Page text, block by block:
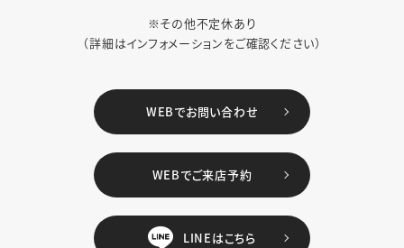
※その他不定休あり
（詳細はインフォメーションをご確認ください）
WEBでお問い合わせ
WEBでご来店予約
LINEはこちら